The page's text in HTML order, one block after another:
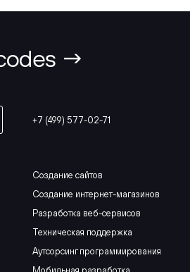
→
+7 (499) 577-02-71
Создание сайтов
Создание интернет-магазинов
Разработка веб-сервисов
Техническая поддержка
Аутсорсинг программирования